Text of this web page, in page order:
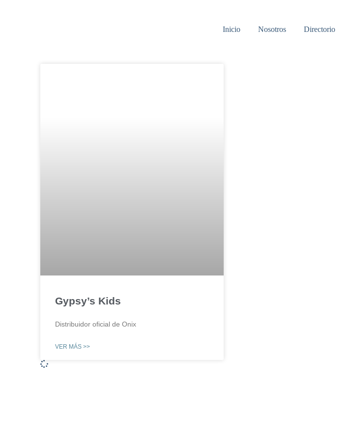
Inicio Nosotros Directorio
Gypsy’s Kids
Distribuidor oficial de Onix
VER MÁS >>